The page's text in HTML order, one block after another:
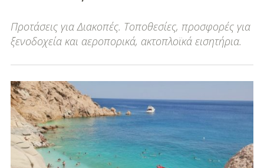
Διασκέδαση
Εκπαίδευση
Οργάνωση
Βάπτισης
Διάσημες
Βαπτίσεις
Προτάσεις για Διακοπές. Τοποθεσίες, προσφορές για
ξενοδοχεία και αεροπορικά, ακτοπλοϊκά εισητήρια.